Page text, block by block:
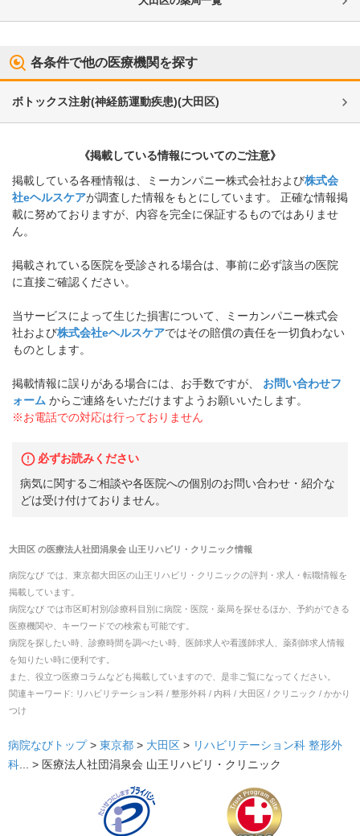
各条件で他の医療機関を探す
ボトックス注射(神経筋運動疾患)(大田区)
《掲載している情報についてのご注意》
掲載している各種情報は、ミーカンパニー株式会社および株式会
社eヘルスケアが調査した情報をもとにしています。 正確な情報掲
載に努めておりますが、内容を完全に保証するものではありませ
ん。
掲載されている医院を受診される場合は、事前に必ず該当の医院
に直接ご確認ください。
当サービスによって生じた損害について、ミーカンパニー株式会
社および株式会社eヘルスケアではその賠償の責任を一切負わない
ものとします。
掲載情報に誤りがある場合には、お手数ですが、
お問い合わせフ
ォーム からご連絡をいただけますようお願いいたします。
※お電話での対応は行っておりません
必ずお読みください
病気に関するご相談や各医院への個別のお問い合わせ・紹介な
どは受け付けておりません。
大田区の医療法人社団涓泉会 山王リハビリ・クリニック情報
病院なび では、 東京都大田区の山王リハビリ・クリニックの評判・求人・転職情報を
掲載しています。
病院なび では市区町村別/診療科目別に病院・医院・薬局を探せるほか、予約ができる
医療機関や、キーワードでの検索も可能です。
病院を探したい時、診療時間を調べたい時、医師求人や看護師求人、薬剤師求人情報
を知りたい時に便利です。
また、役立つ医療コラムなども掲載していますので、是非ご覧になってください。
関連キーワード: リハビリテーション科 / 整形外科 / 内科 / 大田区 / クリニック / かかり
つけ
病院なびトップ> 東京都 > 大田区 > リハビリテーション科 整形外
科 ... > 医療法人社団涓泉会 山王リハビリ・クリニック